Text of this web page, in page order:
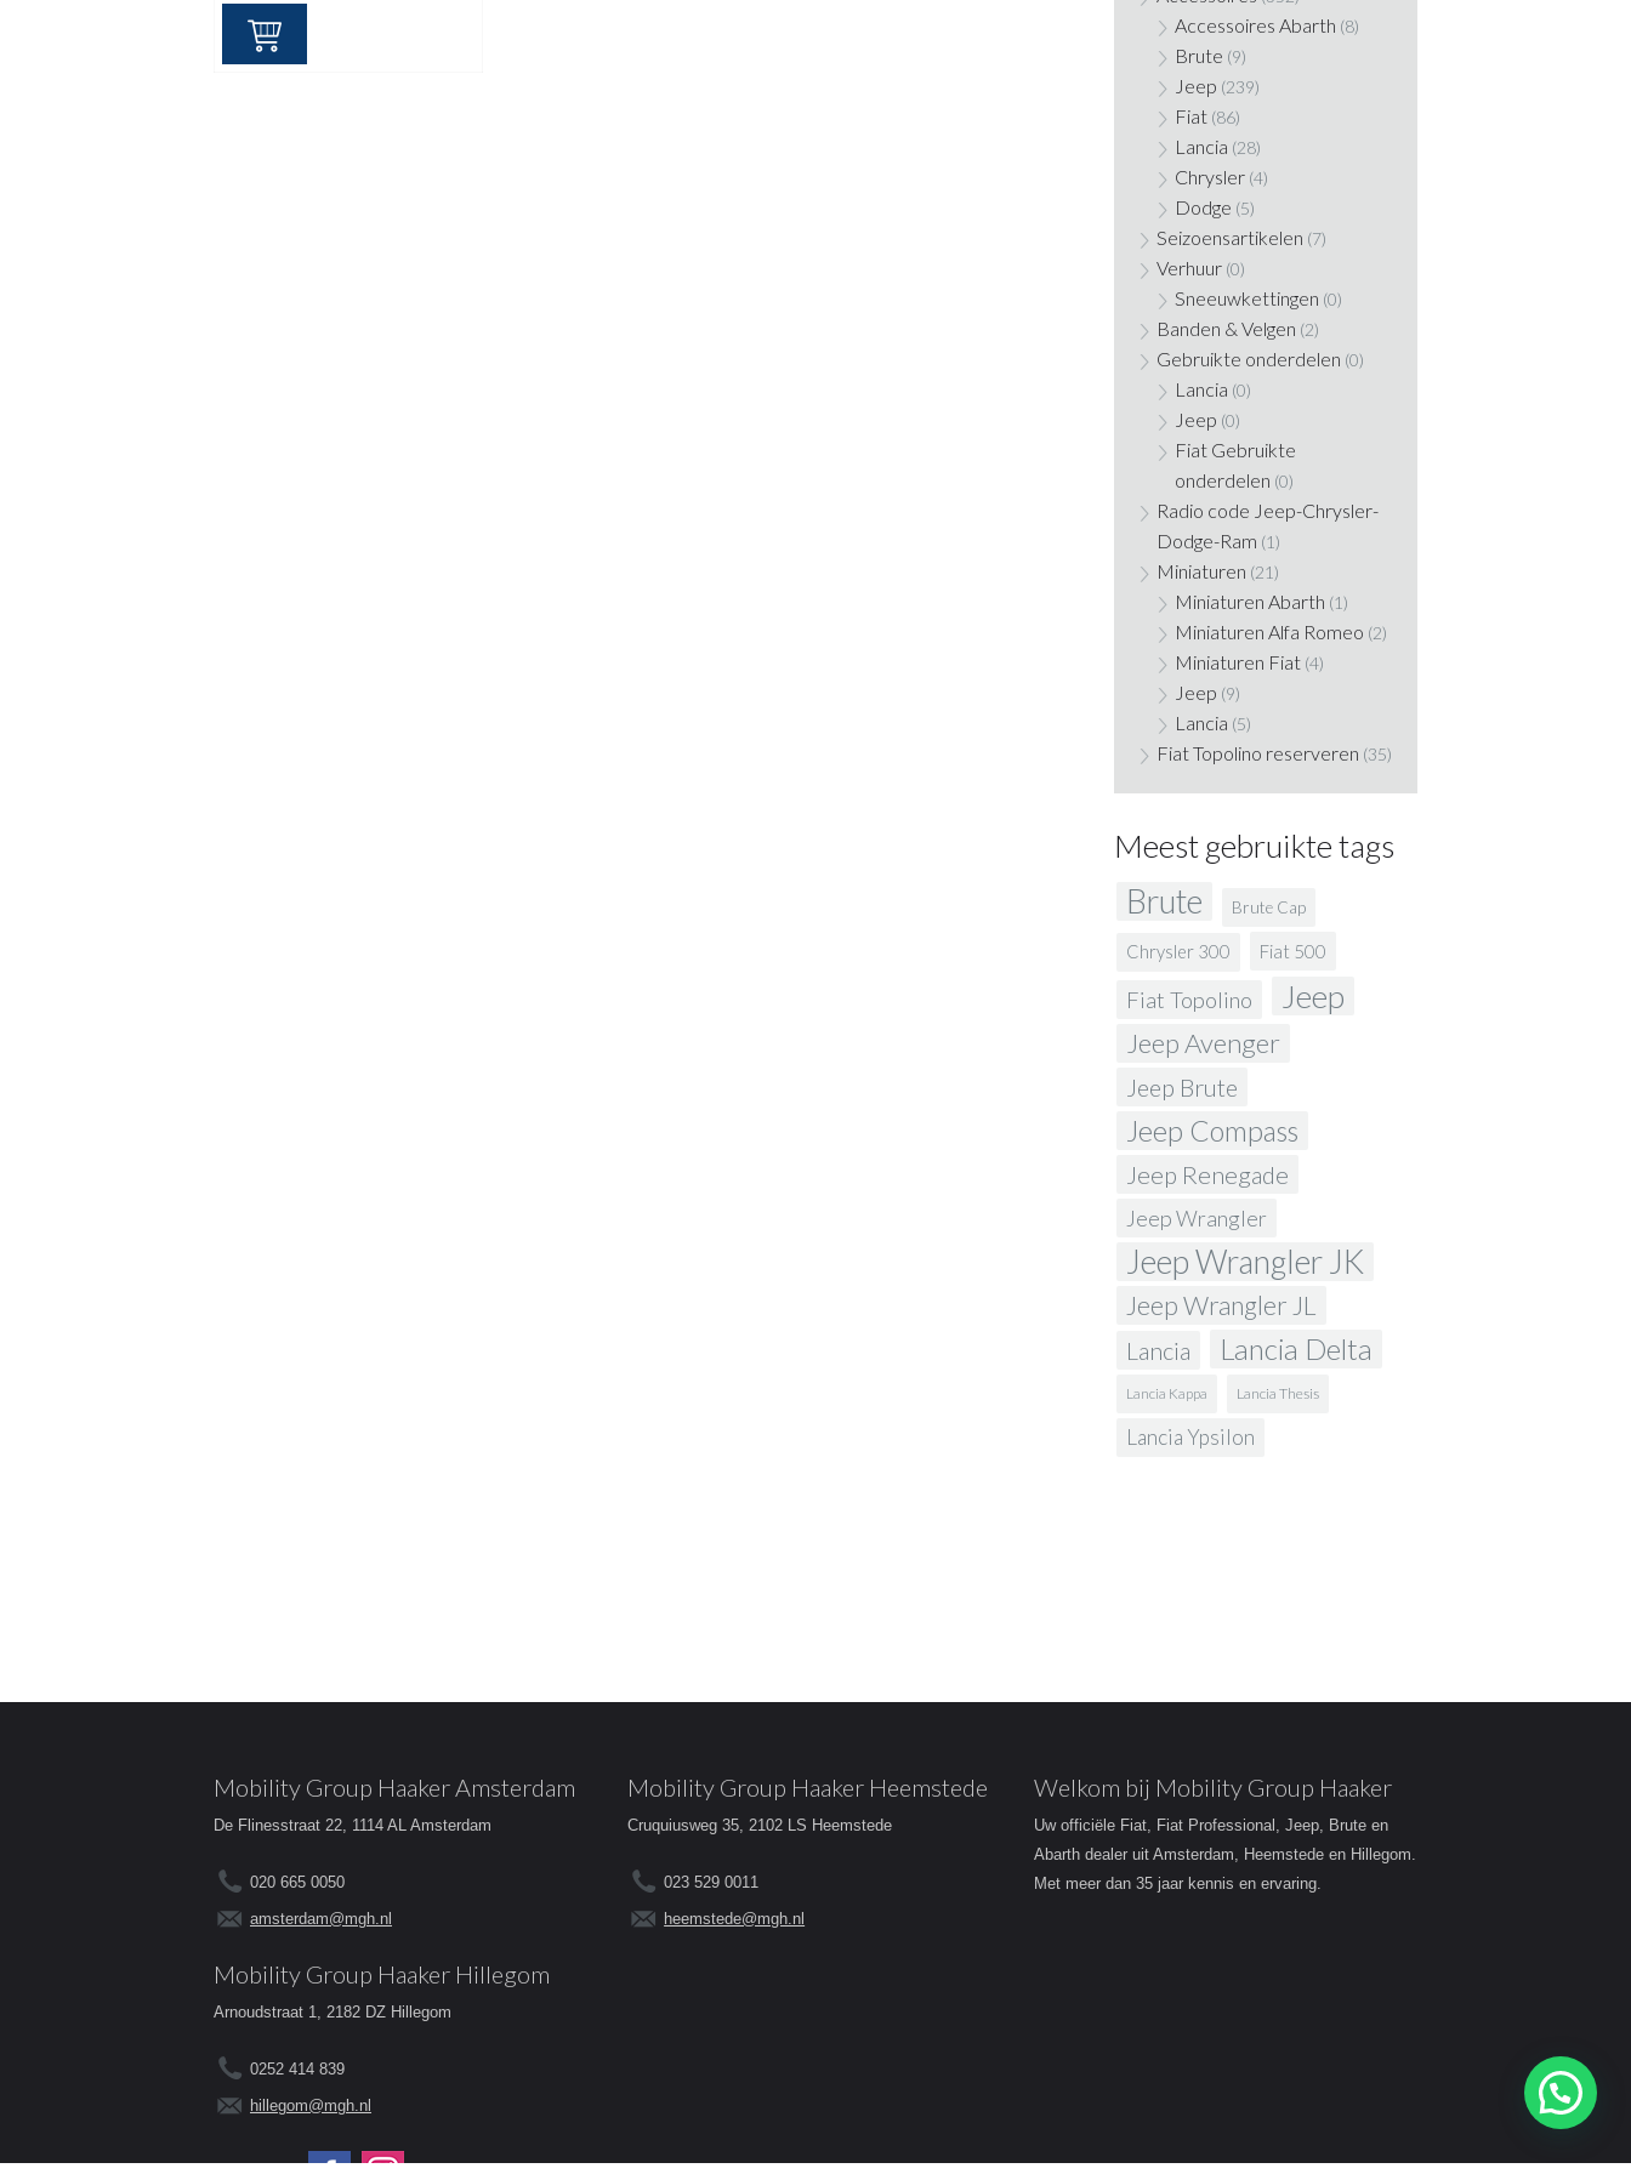
Accessoires Abarth (8)
Brute (9)
Jeep (239)
Fiat (86)
Lancia (28)
Chrysler (4)
Dodge (5)
Seizoensartikelen (7)
Verhuur (0)
Sneeuwkettingen (0)
Banden & Velgen (2)
Gebruikte onderdelen (0)
Lancia (0)
Jeep (0)
Fiat Gebruikte
onderdelen (0)
Radio code Jeep-Chrysler-
Dodge-Ram (1)
Miniaturen (21)
Miniaturen Abarth (1)
Miniaturen Alfa Romeo (2)
Miniaturen Fiat (4)
Jeep (9)
Lancia (5)
Fiat Topolino reserveren (35)
Meest gebruikte tags
Brute Brute Cap
Chrysler 300 Fiat 500
Fiat Topolino Jeep
Jeep Avenger
Jeep Brute
Jeep Compass
Jeep Renegade
Jeep Wrangler
Jeep Wrangler JK
Jeep Wrangler JL
Lancia Lancia Delta
Lancia Kappa Lancia Thesis
Lancia Ypsilon
Mobility Group Haaker Amsterdam
De Flinesstraat 22, 1114 AL Amsterdam
020 665 0050
amsterdam@mgh.nl
Mobility Group Haaker Heemstede
Cruquiusweg 35, 2102 LS Heemstede
023 529 0011
heemstede@mgh.nl
Mobility Group Haaker Hillegom
Arnoudstraat 1, 2182 DZ Hillegom
0252 414 839
hillegom@mgh.nl
Volg ons op:
Welkom bij Mobility Group Haaker
Uw officiële Fiat, Fiat Professional, Jeep, Brute en
Abarth dealer uit Amsterdam, Heemstede en Hillegom.
Met meer dan 35 jaar kennis en ervaring.